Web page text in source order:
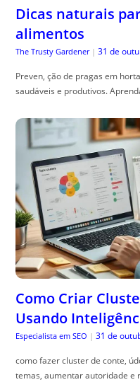
Dicas naturais
alimentos
The Trusty Gardener | 31 de
Preven, ção de pragas em
saudáveis e produtivos.
Como Criar
Usando
Especialista em SEO | 31 de
como fazer cluster de conte,
temas, aumentar autoridade e